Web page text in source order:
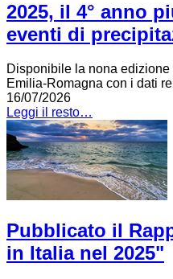
2025, il 4° anno
eventi di
Disponibile la nona
Emilia-Romagna con i dati
16/07/2026
Leggi il resto…
Pubblicato il
in Italia nel 2025"